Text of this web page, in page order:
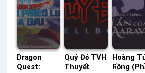
Dragon
Quest:
Quỷ Đỏ TVH
Thuyết
Hoàng
Rồng